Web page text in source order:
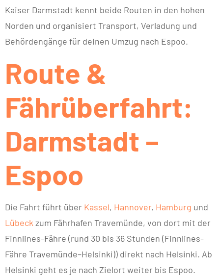
Kaiser Darmstadt kennt beide Routen in den hohen
Norden und organisiert Transport, Verladung und
Behördengänge für deinen Umzug nach Espoo.
Route &
Fährüberfahrt:
Darmstadt –
Espoo
Die Fahrt führt über Kassel, Hannover, Hamburg und
Lübeck zum Fährhafen Travemünde, von dort mit der
Finnlines-Fähre (rund 30 bis 36 Stunden (Finnlines-
Fähre Travemünde–Helsinki)) direkt nach Helsinki. Ab
Helsinki geht es je nach Zielort weiter bis Espoo.